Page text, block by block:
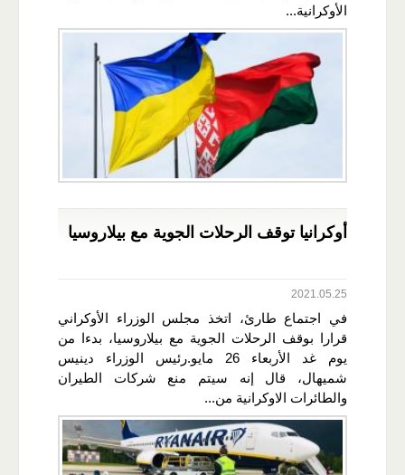
الأوكرانية...
أوكرانيا توقف الرحلات الجوية مع بيلاروسيا
2021.05.25
في اجتماع طارئ، اتخذ مجلس الوزراء الأوكراني
قرارا بوقف الرحلات الجوية مع بيلاروسيا، بدءا من
يوم غد الأربعاء 26 مايو.رئيس الوزراء دينيس
شميهال، قال إنه سيتم منع شركات الطيران
والطائرات الاوكرانية من...